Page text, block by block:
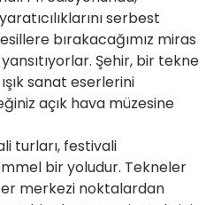
serbest
bırakacağımız miras
Şehir, bir tekne
sanat eserlerini
açık hava müzesine
turları, festivali
bir yoludur. Tekneler
merkezi noktalardan